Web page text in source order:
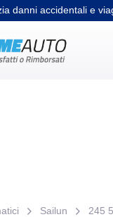
danni accidentali e
Sailun 245